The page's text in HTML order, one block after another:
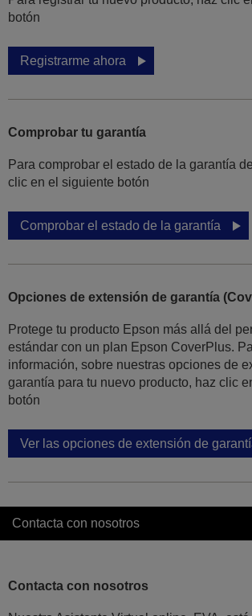
botón
Registrarme ahora
Comprobar tu garantía
Para comprobar el estado de la garantía
clic en el siguiente botón
Comprobar el estado de la garantía
Opciones de extensión de garantía
Protege tu producto Epson más allá del
estándar con un plan Epson CoverPlus.
información, sobre nuestras opciones de
garantía para tu nuevo producto, haz clic
botón
Ver las opciones de extensión de
Contacta con nosotros
Contacta con nosotros